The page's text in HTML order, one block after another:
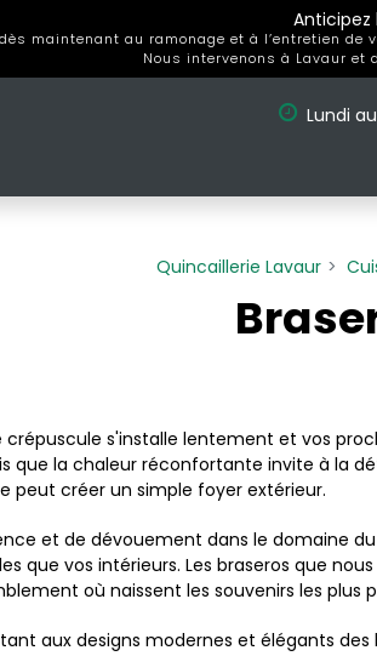
Anticipez
maintenant au ramonage et à l’entretien
Nous intervenons à Lavaur
Lundi
Quincaillerie Lavaur
s'installe lentement et vos
que la chaleur réconfortante invite à la
peut créer un simple foyer extérieur.
et de dévouement dans le domaine
que vos intérieurs. Les braseros que
où naissent les souvenirs les plus
aux designs modernes et élégants